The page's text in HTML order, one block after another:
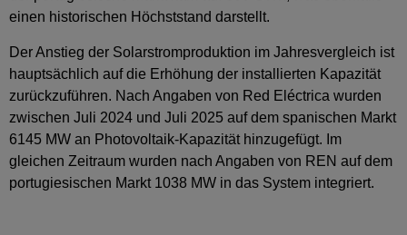
einen historischen Höchststand darstellt.
Der Anstieg der Solarstromproduktion im Jahresvergleich ist
hauptsächlich auf die Erhöhung der installierten Kapazität
zurückzuführen. Nach Angaben von Red Eléctrica wurden
zwischen Juli 2024 und Juli 2025 auf dem spanischen Markt
6145 MW an Photovoltaik-Kapazität hinzugefügt. Im
gleichen Zeitraum wurden nach Angaben von REN auf dem
portugiesischen Markt 1038 MW in das System integriert.